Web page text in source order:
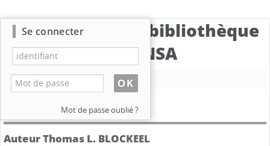
Catalogue de la bibliothèque
du CBNSA
Nouvelle recherche
Détail de l'auteur
Auteur Thomas L. BLOCKEEL
Se connecter
Mot de passe oublié ?